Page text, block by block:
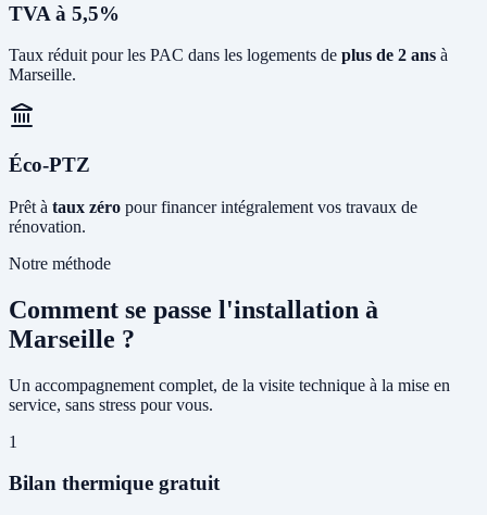
TVA à 5,5%
Taux réduit pour les PAC dans les logements de plus de 2 ans à
Marseille.
Éco-PTZ
Prêt à taux zéro pour financer intégralement vos travaux de
rénovation.
Notre méthode
Comment se passe l'installation à
Marseille ?
Un accompagnement complet, de la visite technique à la mise en
service, sans stress pour vous.
1
Bilan thermique gratuit